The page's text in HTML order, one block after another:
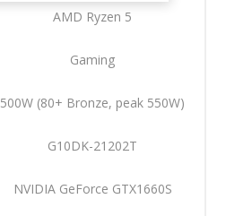
AMD Ryzen 5
Gaming
500W (80+ Bronze, peak 550W)
G10DK-21202T
NVIDIA GeForce GTX1660S